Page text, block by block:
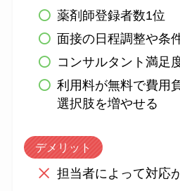
薬剤師登録者数1位
面接の日程調整や条
コンサルタント満足
利用料が無料で費用
選択肢を増やせる
デメリット
担当者によって対応